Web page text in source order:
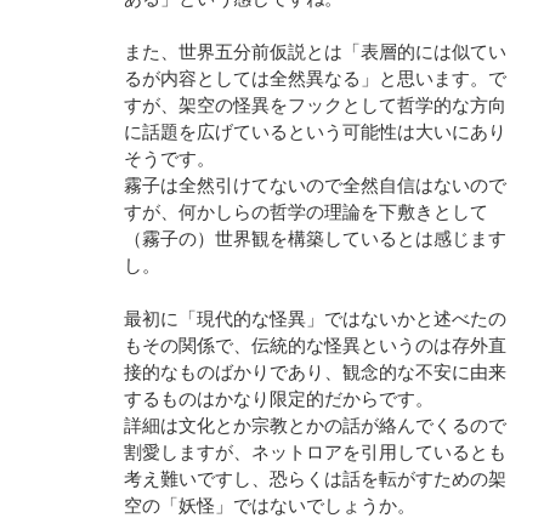
また、世界五分前仮説とは「表層的には似てい
るが内容としては全然異なる」と思います。で
すが、架空の怪異をフックとして哲学的な方向
に話題を広げているという可能性は大いにあり
そうです。
霧子は全然引けてないので全然自信はないので
すが、何かしらの哲学の理論を下敷きとして
（霧子の）世界観を構築しているとは感じます
し。
最初に「現代的な怪異」ではないかと述べたの
もその関係で、伝統的な怪異というのは存外直
接的なものばかりであり、観念的な不安に由来
するものはかなり限定的だからです。
詳細は文化とか宗教とかの話が絡んでくるので
割愛しますが、ネットロアを引用しているとも
考え難いですし、恐らくは話を転がすための架
空の「妖怪」ではないでしょうか。